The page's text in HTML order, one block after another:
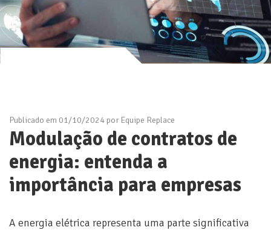
Publicado em 01/10/2024 por Equipe Replace
Modulação de contratos de
energia: entenda a
importância para empresas
A energia elétrica representa uma parte significativa